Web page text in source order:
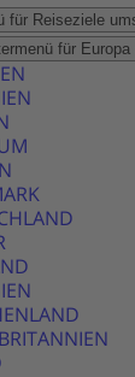
für Reiseziele
für